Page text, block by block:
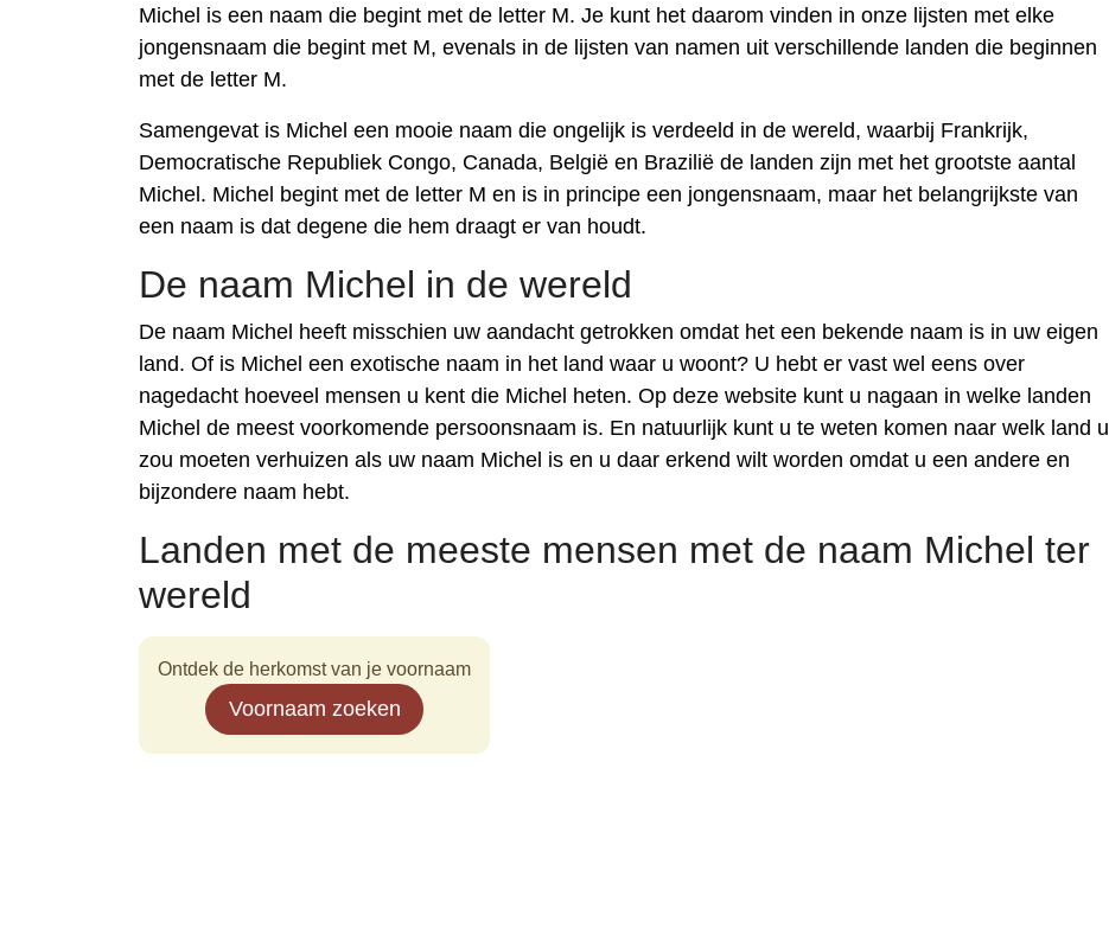
Michel is een naam die begint met de letter M. Je kunt het daarom vinden in onze lijsten met elke
jongensnaam die begint met M, evenals in de lijsten van namen uit verschillende landen die beginnen
met de letter M.
Samengevat is Michel een mooie naam die ongelijk is verdeeld in de wereld, waarbij Frankrijk,
Democratische Republiek Congo, Canada, België en Brazilië de landen zijn met het grootste aantal
Michel. Michel begint met de letter M en is in principe een jongensnaam, maar het belangrijkste van
een naam is dat degene die hem draagt er van houdt.
De naam Michel in de wereld
De naam Michel heeft misschien uw aandacht getrokken omdat het een bekende naam is in uw eigen
land. Of is Michel een exotische naam in het land waar u woont? U hebt er vast wel eens over
nagedacht hoeveel mensen u kent die Michel heten. Op deze website kunt u nagaan in welke landen
Michel de meest voorkomende persoonsnaam is. En natuurlijk kunt u te weten komen naar welk land u
zou moeten verhuizen als uw naam Michel is en u daar erkend wilt worden omdat u een andere en
bijzondere naam hebt.
Landen met de meeste mensen met de naam Michel ter
wereld
Ontdek de herkomst van je voornaam
Voornaam zoeken